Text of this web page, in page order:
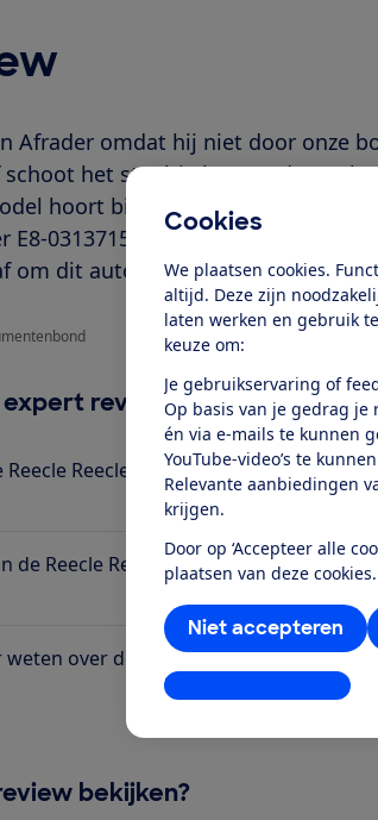
Cookies
We plaatsen cookies.
altijd. Deze zijn
laten werken en gebruik
keuze om:
Je gebruikservaring of
Op basis van je gedrag
én via e-mails te kunnen
YouTube-video’s te
Relevante aanbiedingen
krijgen.
Door op ‘Accepteer alle
plaatsen van deze cookies.
Niet accepteren
Instellingen aanpassen
Afrader omdat hij niet door onze
het stoeltje los van de
hoort bij een groep
0313715. Deze kwamen
om dit autostoeltje te kopen.'
expert review
Reecle i-Size 360 met Isofix
de Reecle Reecle i-Size 360 met
over de Reecle Reecle i-Size
bekijken?